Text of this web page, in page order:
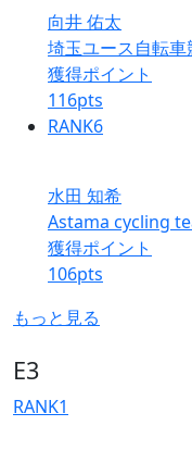
向井 佑太
埼玉ユース自転
獲得ポイント
116pts
RANK6
水田 知希
Astama cycling
獲得ポイント
106pts
もっと見る
E3
RANK1